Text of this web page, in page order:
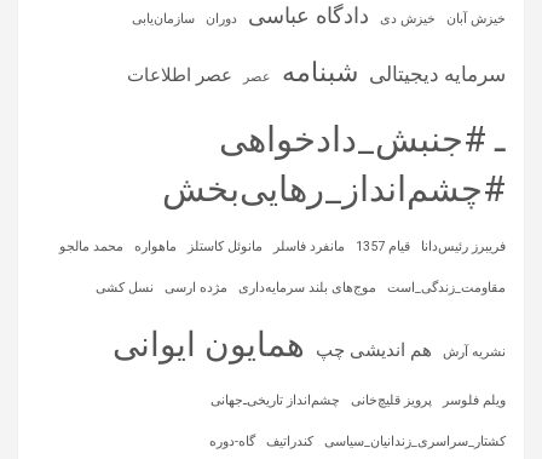
خیزش آبان خیزش دی دادگاه عباسی دوران سازمان‌یابی
سرمایه‌ دیجیتالی شبنامه عصر عصر اطلاعات
ـ #جنبش_دادخواهی
#چشم‌انداز_رهایی‌بخش
فریبرز رئیس‌دانا قیام 1357 مانفرد فاسلر مانوئل کاستلز ماهواره‌ محمد مالجو
مقاومت_زندگی_است موج‌های بلند سرمایه‌داری مژده ارسی نسل کشی
نشریه آرش هم اندیشی چپ همایون ایوانی
ویلم فلوسر پرویز قلیچ‌خانی چشم‌انداز تاریخی‌ـ‌جهانی
کشتار_سراسری_زندانیان_سیاسی کندراتیف گاه-دوره